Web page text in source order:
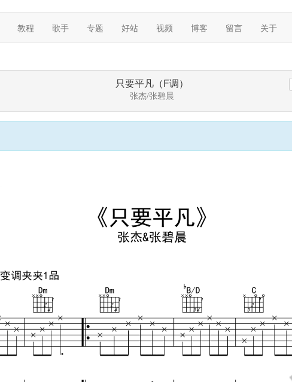
教程 歌手 专题 好站 视频 博客 留言 关于
只要平凡（F调）
张杰/张碧晨